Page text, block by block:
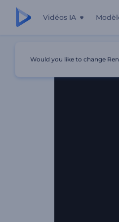
Vidéos IA
Would you like to change